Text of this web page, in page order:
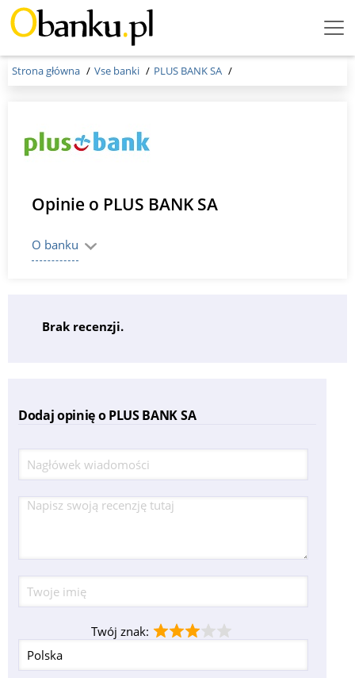
Menu
Strona główna Vse banki PLUS BANK SA
Opinie o PLUS BANK SA
O banku
Brak recenzji.
Dodaj opinię o PLUS BANK SA
Twój znak: